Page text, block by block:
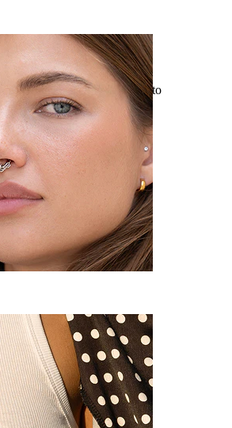
L'ordine è stato spedito molto
verificato
Mostra originale